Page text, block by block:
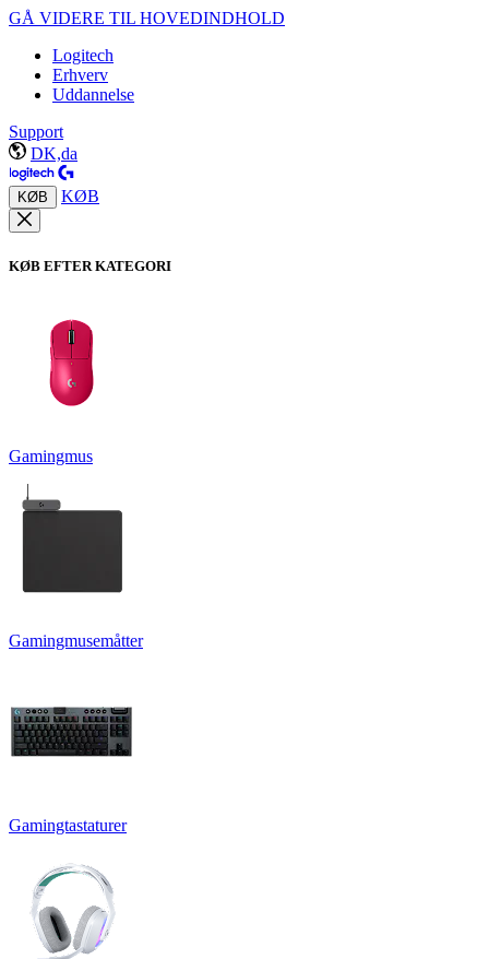
GÅ VIDERE TIL HOVEDINDHOLD
Logitech
Erhverv
Uddannelse
Support
DK,da
KØB KØB
KØB EFTER KATEGORI
Gamingmus
Gamingmusemåtter
Gamingtastaturer